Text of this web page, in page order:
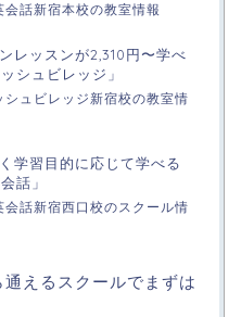
会話新宿本校の教室情報
レッスンが2,310円〜学べ
シュビレッジ」
シュビレッジ新宿校の教室情
学習目的に応じて学べる
話」
会話新宿西口校のスクール情
えるスクールでまずは